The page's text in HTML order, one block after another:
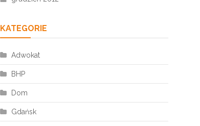
KATEGORIE
Adwokat
BHP
Dom
Gdańsk